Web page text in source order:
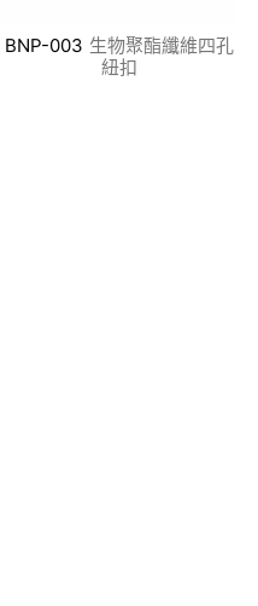
BNP-003 生物聚酯纖維四孔
紐扣